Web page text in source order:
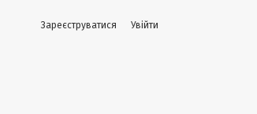
Зареєструватися Увійти